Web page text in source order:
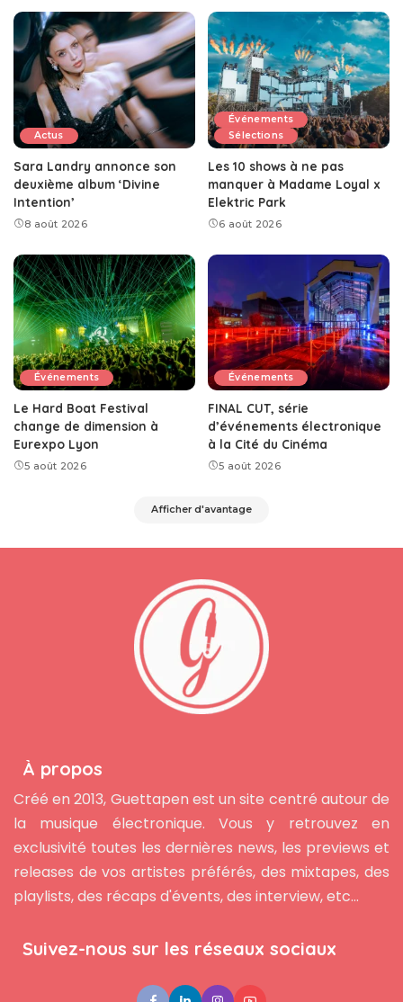
Actus
Sara Landry annonce son
deuxième album ‘Divine
Intention’
8 août 2026
Événements
Sélections
Les 10 shows à ne pas
manquer à Madame Loyal x
Elektric Park
6 août 2026
Événements
Le Hard Boat Festival
change de dimension à
Eurexpo Lyon
5 août 2026
Événements
FINAL CUT, série
d’événements électronique
à la Cité du Cinéma
5 août 2026
Afficher d'avantage
À propos
Créé en 2013, Guettapen est un site centré autour de
la musique électronique. Vous y retrouvez en
exclusivité toutes les dernières news, les previews et
releases de vos artistes préférés, des mixtapes, des
playlists, des récaps d'évents, des interview, etc...
Suivez-nous sur les réseaux sociaux